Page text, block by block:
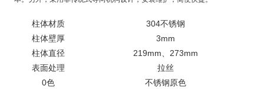
柱体材质 304不锈钢
柱体壁厚
3mm
柱体直径 219mm、 273mm
表面处理 拉丝
0色
不锈钢原色